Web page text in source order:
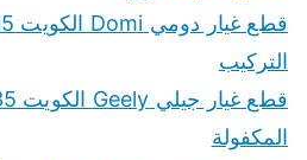
التركيب
المكفولة